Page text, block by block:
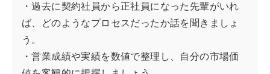
・過去に契約社員から正社員になった先輩がいれ
ば、どのようなプロセスだったか話を聞きましょ
う。
・営業成績や実績を数値で整理し、自分の市場価